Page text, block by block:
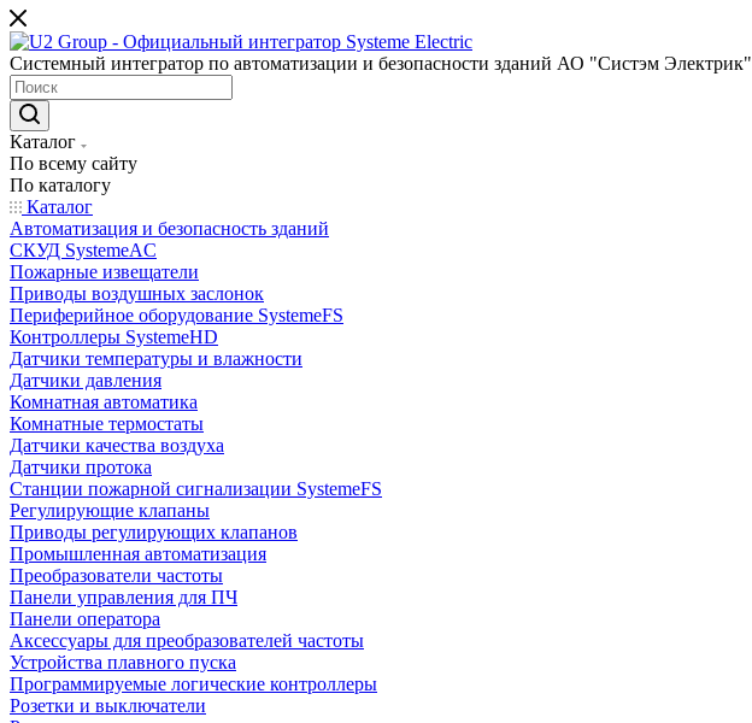
Системный интегратор по автоматизации и безопасности зданий АО "Систэм Электрик"
Каталог
По всему сайту
По каталогу
Каталог
Автоматизация и безопасность зданий
СКУД SystemeAC
Пожарные извещатели
Приводы воздушных заслонок
Периферийное оборудование SystemeFS
Контроллеры SystemeHD
Датчики температуры и влажности
Датчики давления
Комнатная автоматика
Комнатные термостаты
Датчики качества воздуха
Датчики протока
Станции пожарной сигнализации SystemeFS
Регулирующие клапаны
Приводы регулирующих клапанов
Промышленная автоматизация
Преобразователи частоты
Панели управления для ПЧ
Панели оператора
Аксессуары для преобразователей частоты
Устройства плавного пуска
Программируемые логические контроллеры
Розетки и выключатели